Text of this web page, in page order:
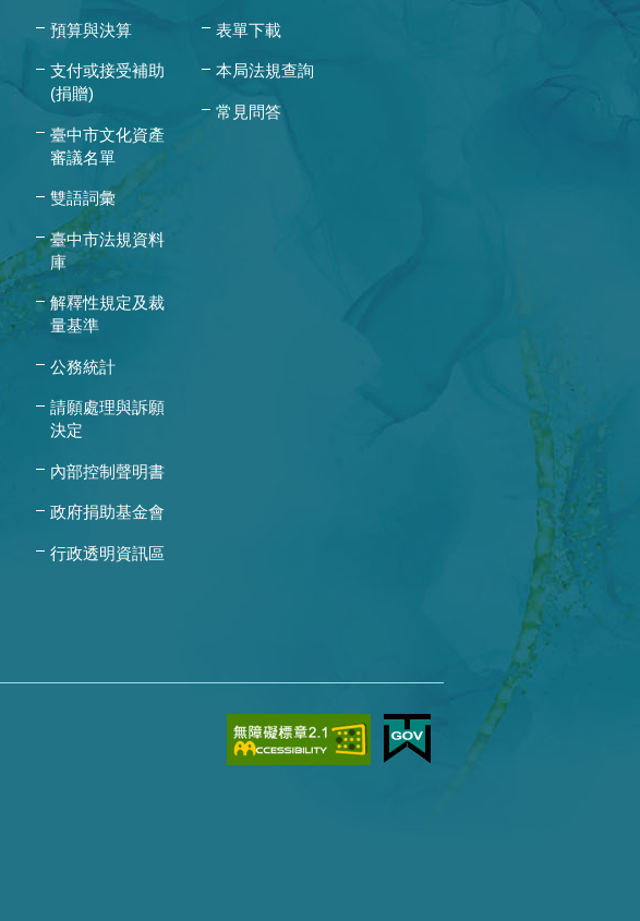
預算與決算
支付或接受補助
(捐贈)
臺中市文化資產
審議名單
雙語詞彙
臺中市法規資料
庫
解釋性規定及裁
量基準
公務統計
請願處理與訴願
決定
內部控制聲明書
政府捐助基金會
行政透明資訊區
表單下載
本局法規查詢
常見問答